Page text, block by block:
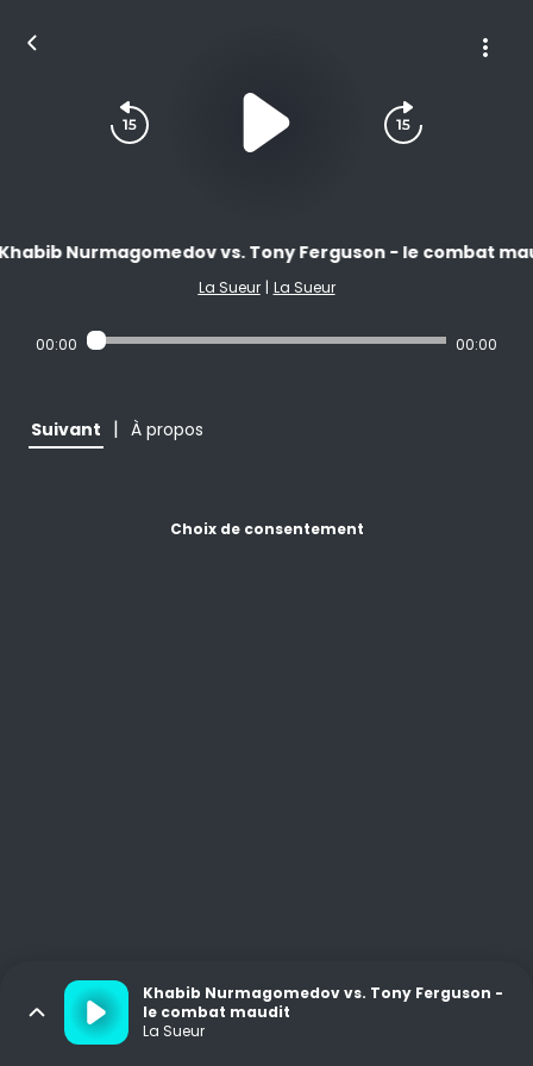
Nurmagomedov vs. Tony Ferguson - le combat
La Sueur | La Sueur
00:00 00:00
Suivant | À propos
Choix de consentement
Khabib Nurmagomedov vs. Tony Ferguson -
le combat maudit
La Sueur